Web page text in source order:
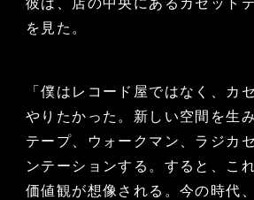
彼は、店の中央にあるカセット
を見た。
「僕はレコード屋ではなく、カ
やりたかった。新しい空間を生
テープ、ウォークマン、ラジカ
ンテーションする。すると、こ
価値観が想像される。今の時代